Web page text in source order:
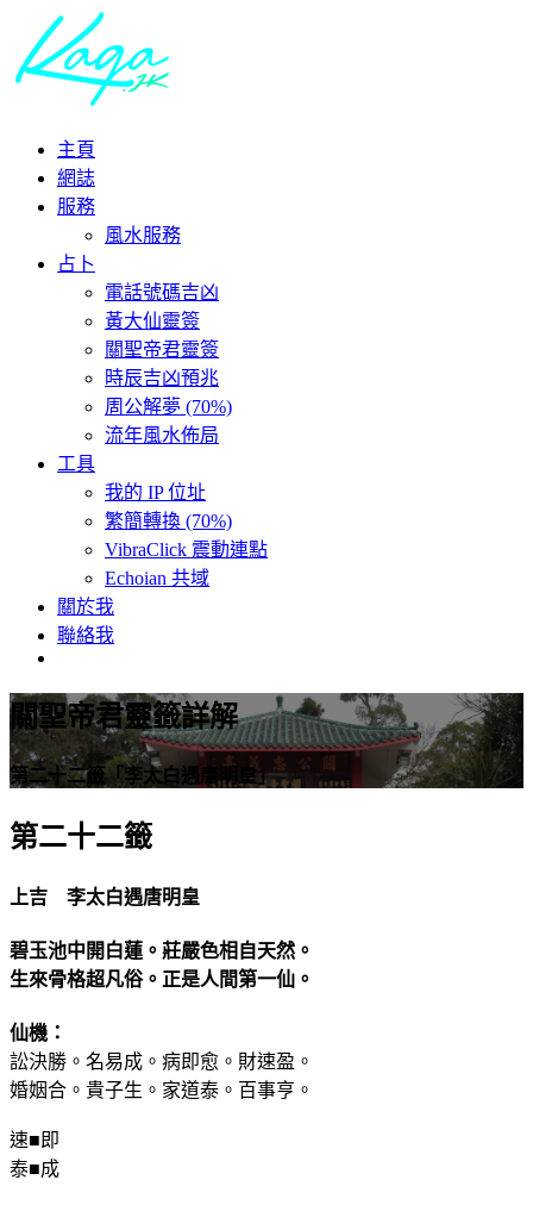
主頁
網誌
服務
風水服務
占卜
電話號碼吉凶
黃大仙靈簽
關聖帝君靈簽
時辰吉凶預兆
周公解夢 (70%)
流年風水佈局
工具
我的 IP 位址
繁簡轉換 (70%)
VibraClick 震動連點
Echoian 共域
關於我
聯絡我
關聖帝君靈籤詳解
第二十二籤「李太白遇唐明皇」
第二十二籤
上吉 李太白遇唐明皇
碧玉池中開白蓮。莊嚴色相自天然。
生來骨格超凡俗。正是人間第一仙。
仙機：
訟決勝。名易成。病即愈。財速盈。
婚姻合。貴子生。家道泰。百事亨。
速■即
泰■成